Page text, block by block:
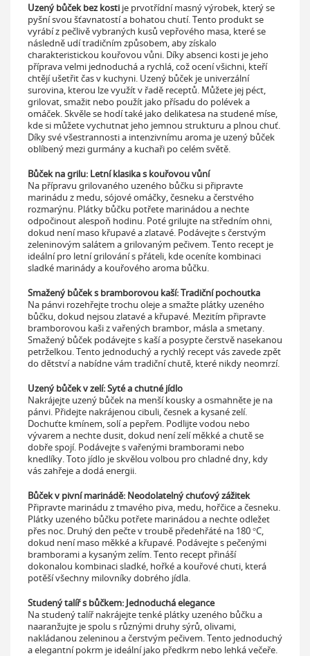
Uzený bůček bez kosti je prvotřídní masný výrobek, který se
pyšní svou šťavnatostí a bohatou chutí. Tento produkt se
vyrábí z pečlivě vybraných kusů vepřového masa, které se
následně udí tradičním způsobem, aby získalo
charakteristickou kouřovou vůni. Díky absenci kosti je jeho
příprava velmi jednoduchá a rychlá, což ocení všichni, kteří
chtějí ušetřit čas v kuchyni. Uzený bůček je univerzální
surovina, kterou lze využít v řadě receptů. Můžete jej péct,
grilovat, smažit nebo použít jako přísadu do polévek a
omáček. Skvěle se hodí také jako delikatesa na studené míse,
kde si můžete vychutnat jeho jemnou strukturu a plnou chuť.
Díky své všestrannosti a intenzivnímu aroma je uzený bůček
oblíbený mezi gurmány a kuchaři po celém světě.
Bůček na grilu: Letní klasika s kouřovou vůní
Na přípravu grilovaného uzeného bůčku si připravte
marinádu z medu, sójové omáčky, česneku a čerstvého
rozmarýnu. Plátky bůčku potřete marinádou a nechte
odpočinout alespoň hodinu. Poté grilujte na středním ohni,
dokud není maso křupavé a zlatavé. Podávejte s čerstvým
zeleninovým salátem a grilovaným pečivem. Tento recept je
ideální pro letní grilování s přáteli, kde oceníte kombinaci
sladké marinády a kouřového aroma bůčku.
Smažený bůček s bramborovou kaší: Tradiční pochoutka
Na pánvi rozehřejte trochu oleje a smažte plátky uzeného
bůčku, dokud nejsou zlatavé a křupavé. Mezitím připravte
bramborovou kaši z vařených brambor, másla a smetany.
Smažený bůček podávejte s kaší a posypte čerstvě nasekanou
petrželkou. Tento jednoduchý a rychlý recept vás zavede zpět
do dětství a nabídne vám tradiční chutě, které nikdy neomrzí.
Uzený bůček v zelí: Syté a chutné jídlo
Nakrájejte uzený bůček na menší kousky a osmahněte je na
pánvi. Přidejte nakrájenou cibuli, česnek a kysané zelí.
Dochuťte kmínem, solí a pepřem. Podlijte vodou nebo
vývarem a nechte dusit, dokud není zelí měkké a chutě se
dobře spojí. Podávejte s vařenými bramborami nebo
knedlíky. Toto jídlo je skvělou volbou pro chladné dny, kdy
vás zahřeje a dodá energii.
Bůček v pivní marinádě: Neodolatelný chuťový zážitek
Připravte marinádu z tmavého piva, medu, hořčice a česneku.
Plátky uzeného bůčku potřete marinádou a nechte odležet
přes noc. Druhý den pečte v troubě předehřáté na 180 °C,
dokud není maso měkké a křupavé. Podávejte s pečenými
bramborami a kysaným zelím. Tento recept přináší
dokonalou kombinaci sladké, hořké a kouřové chuti, která
potěší všechny milovníky dobrého jídla.
Studený talíř s bůčkem: Jednoduchá elegance
Na studený talíř nakrájejte tenké plátky uzeného bůčku a
naaranžujte je spolu s různými druhy sýrů, olivami,
nakládanou zeleninou a čerstvým pečivem. Tento jednoduchý
a elegantní pokrm je ideální jako předkrm nebo lehká večeře.